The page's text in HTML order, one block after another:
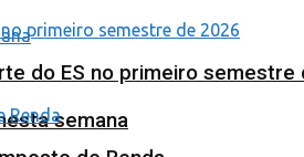
semana
do ES no primeiro semestre